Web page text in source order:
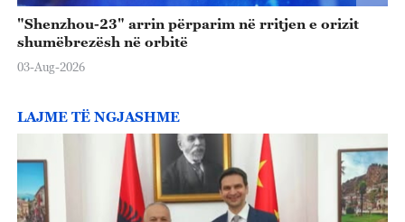
"Shenzhou-23" arrin përparim në rritjen e orizit
shumëbrezësh në orbitë
03-Aug-2026
LAJME TË NGJASHME